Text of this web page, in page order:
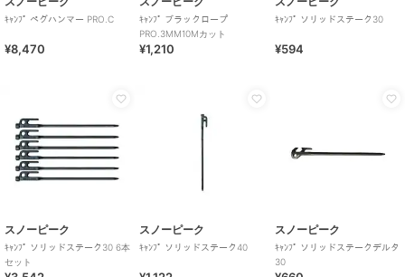
ｷｬﾝﾌﾟ ペグハンマー PRO.C
¥8,470
ｷｬﾝﾌﾟ ブラックロープ
PRO.3MM10Mカット
¥1,210
ｷｬﾝﾌﾟ ソリッドステーク30
¥594
スノーピーク
ｷｬﾝﾌﾟ ソリッドステーク30 6本
セット
スノーピーク
ｷｬﾝﾌﾟ ソリッドステーク40
スノーピーク
ｷｬﾝﾌﾟ ソリッドステークデルタ
30